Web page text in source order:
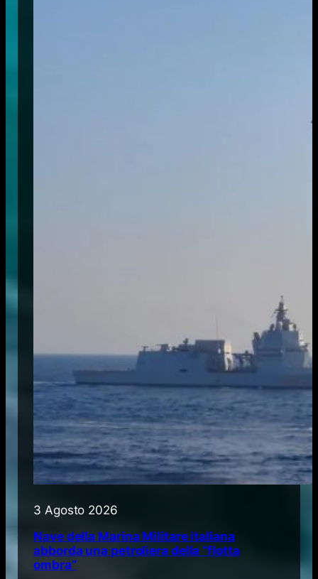
3 Agosto 2026
Nave della Marina Militare italiana
abborda una petroliera della “flotta
ombra”